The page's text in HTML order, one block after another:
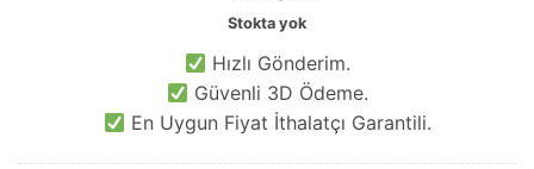
Stokta yok
Hızlı Gönderim.
Güvenli 3D Ödeme.
En Uygun Fiyat İthalatçı Garantili.